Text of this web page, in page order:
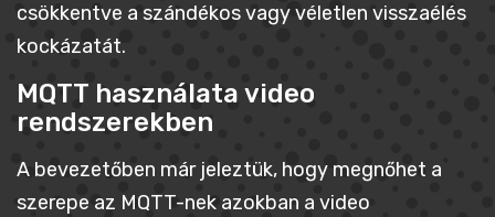
csökkentve a szándékos vagy véletlen visszaélés
kockázatát.
MQTT használata video
rendszerekben
A bevezetőben már jeleztük, hogy megnőhet a
szerepe az MQTT-nek azokban a video